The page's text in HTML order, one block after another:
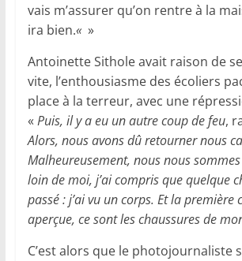
vais m’assurer qu’on rentre à la
ira bien.« »
Antoinette Sithole avait raison de
vite, l’enthousiasme des écoliers
place à la terreur, avec une
« Puis, il y a eu un autre coup de feu,
Alors, nous avons dû retourner nous
Malheureusement, nous nous
loin de moi, j’ai compris que quelque
passé : j’ai vu un corps. Et la première
aperçue, ce sont les chaussures de
C’est alors que le photojournaliste